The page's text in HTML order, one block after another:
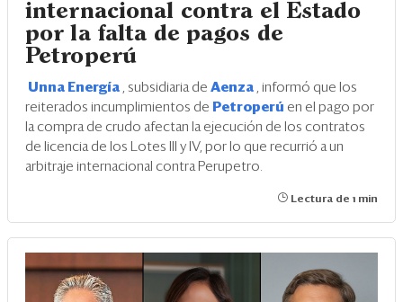
internacional contra el Estado
por la falta de pagos de
Petroperú
Unna Energía , subsidiaria de Aenza , informó que los
reiterados incumplimientos de Petroperú en el pago por
la compra de crudo afectan la ejecución de los contratos
de licencia de los Lotes III y IV, por lo que recurrió a un
arbitraje internacional contra Perupetro.
Lectura de 1 min